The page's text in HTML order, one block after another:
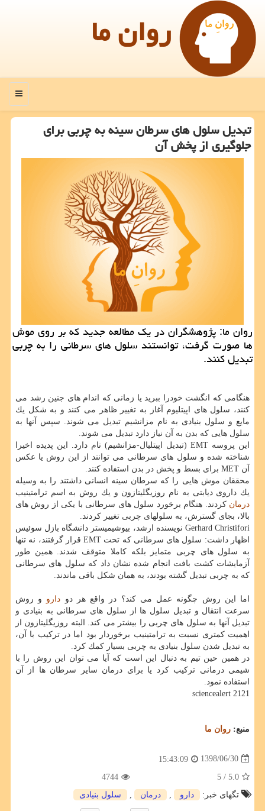
روان ما
منو
تبدیل سلول های سرطان سینه به چربی برای
جلوگیری از پخش آن
روان ما: پژوهشگران در یك مطالعه جدید كه بر روی موش
ها صورت گرفت، توانستند سلول های سرطانی را به چربی
تبدیل كنند.
هنگامی كه انگشت خودرا ببرید یا زمانی كه اندام های جنین رشد می
كنند، سلول های اپیتلیوم آغاز به تغییر ظاهر می كنند و به شكل یك
مایع و سلول بنیادی به نام مزانشیم تبدیل می شوند. سپس آنها به
سلول هایی كه بدن به آن نیاز دارد تبدیل می شوند.
این پروسه EMT (تبدیل اپیتلیال-مزانشیم) نام دارد. این پدیده اخیرا
شناخته شده و سلول های سرطانی می توانند از این روش یا عكس
آن MET برای بسط و پخش در بدن استفاده كنند.
محققان موش هایی را كه سرطان سینه انسانی داشتند را به وسیله
یك داروی دیابتی به نام روزیگلیتازون و یك روش به اسم ترامتینیب
درمان كردند. هنگام برخورد سلول های سرطانی با یكی از روش های
بالا، بجای گسترش، به سلولهای چربی تغییر كردند.
Gerhard Christifori نویسنده ارشد، بیوشیمیستر دانشگاه بازل سوئیس
اظهار داشت: سلول های سرطانی كه تحت EMT قرار گرفتند، نه تنها
به سلول های چربی متمایز بلكه كاملا متوقف شدند. همین طور
آزمایشات كشت بافت انجام شده نشان داد كه سلول های سرطانی
كه به چربی تبدیل گشته بودند، به همان شكل باقی ماندند.
اما این روش چگونه عمل می كند؟ در واقع هر دو دارو و روش
سرعت انتقال و تبدیل سلول ها از سلول های سرطانی به بنیادی و
تبدیل آنها به سلول های چربی را بیشتر می كند. البته روزیگلیتازون از
اهمیت كمتری نسبت به ترامتینیب برخوردار بود اما در تركیب با آن،
به تبدیل شدن سلول بنیادی به چربی بسیار كمك كرد.
در همین حین تیم به دنبال این است كه آیا می توان این روش را با
شیمی درمانی تركیب كرد یا برای درمان سایر سرطان ها از آن
استفاده نمود.
sciencealert 2121
منبع: روان ما
1398/06/30
15:43:09
5.0
/ 5
4744
تگهای خبر:
دارو درمان سلول بنیادی